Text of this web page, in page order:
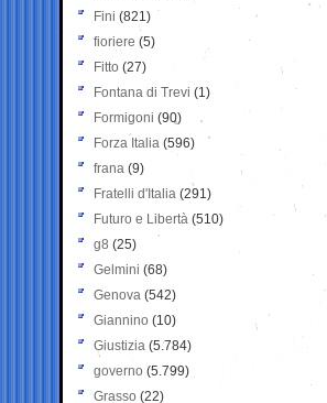
Fini (821)
fioriere (5)
Fitto (27)
Fontana di Trevi (1)
Formigoni (90)
Forza Italia (596)
frana (9)
Fratelli d'Italia (291)
Futuro e Libertà (510)
g8 (25)
Gelmini (68)
Genova (542)
Giannino (10)
Giustizia (5.784)
governo (5.799)
Grasso (22)